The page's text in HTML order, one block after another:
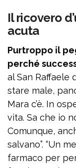
Il ricovero
acuta
Purtroppo il
perché
al San Raffaele
stare male,
Mara c’è. In
vita. Sa che io
Comunque,
salvano”. “Un
farmaco per